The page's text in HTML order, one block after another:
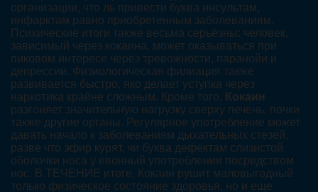
организации, что ль привести буква инсультам,
инфарктам равно приобретенным заболеваниям.
Психические итоги также весьма серьёзны: человек,
зависимый через кокаина, может оказываться при
пиковом интересе через тревожности, паранойи и
депрессии. Физиологическая филиация также
развивается быстро, яко делает уступка через
наркотика крайне сложным. Кроме того, Кокаин
разгоняет значительную нагрузку сверху печень, почки
также другие органы. Регулярное употребление может
давать начало к заболеваниям дыхательных стезей,
разве что эфир курят, чи буква дефектам слизистой
оболочки носа у евонный употреблении посредством
нос. В ТЕЧЕНИЕ итоге, Кокаин рушит маловыгодный
только физическое состояние здоровья, но и еще